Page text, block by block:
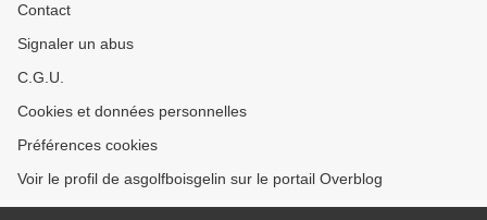
Contact
Signaler un abus
C.G.U.
Cookies et données personnelles
Préférences cookies
Voir le profil de asgolfboisgelin sur le portail Overblog